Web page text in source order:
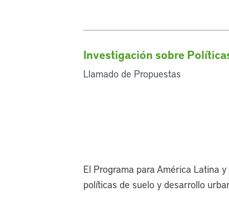
Investigación sobre
Llamado de Propuestas
El Programa para América Latina
políticas de suelo y desarrollo